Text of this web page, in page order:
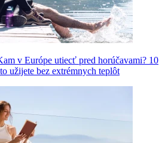
v Európe utiecť pred horúčavami? 10
užijete bez extrémnych teplôt